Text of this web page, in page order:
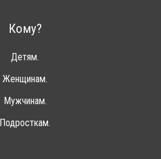
Кому?
Детям.
Женщинам.
Мужчинам.
Подросткам.